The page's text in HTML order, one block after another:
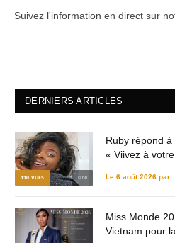
Suivez l'information en direct sur
DERNIERS ARTICLES
110 VUES © DR
Ruby répond
« Viivez à
Le 6 août 2026 par
Miss Monde
Vietnam pour